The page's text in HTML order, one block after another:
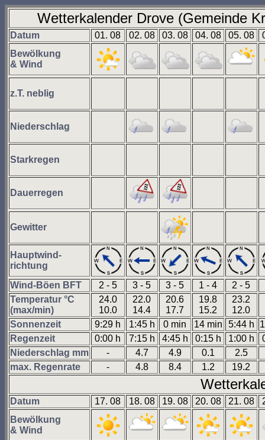
Wetterkalender Drove (Gemeinde
Datum 01. 08 02. 08 03. 08 04. 08 05. 08
Bewölkung
& Wind
z.T. neblig
Niederschlag
Starkregen
Dauerregen
Gewitter
Hauptwind-
richtung
Wind-Böen BFT
2 - 5 3 - 5 3 - 5 1 - 4
2 - 5
Temperatur °C
(max/min)
24.0
10.0
22.0
14.4
20.6
17.7
19.8
15.2
23.2
12.0
Sonnenzeit
9:29 h 1:45 h 0 min 14 min 5:44 h
Regenzeit
0:00 h 7:15 h 4:45 h 0:15 h 1:00 h
Niederschlag mm
- 4.7 4.9 0.1
2.5
max. Regenrate
- 4.8 8.4 1.2 19.2
Datum 17. 08 18. 08 19. 08 20. 08 21. 08
Bewölkung
& Wind